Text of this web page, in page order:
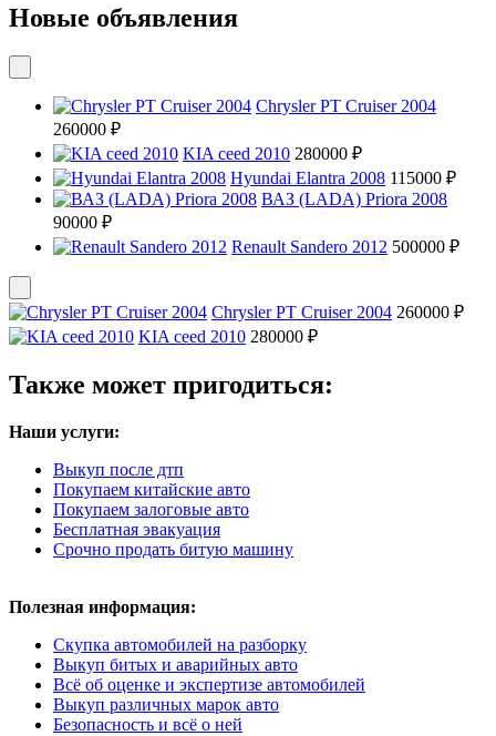
Новые объявления
Chrysler PT Cruiser 2004
260000 ₽
KIA ceed 2010 280000 ₽
Hyundai Elantra 2008 115000 ₽
ВАЗ (LADA) Priora 2008
90000 ₽
Renault Sandero 2012 500000 ₽
Chrysler PT Cruiser 2004 260000 ₽
KIA ceed 2010 280000 ₽
Также может пригодиться:
Наши услуги:
Выкуп после дтп
Покупаем китайские авто
Покупаем залоговые авто
Бесплатная эвакуация
Срочно продать битую машину
Полезная информация:
Скупка автомобилей на разборку
Выкуп битых и аварийных авто
Всё об оценке и экспертизе автомобилей
Выкуп различных марок авто
Безопасность и всё о ней